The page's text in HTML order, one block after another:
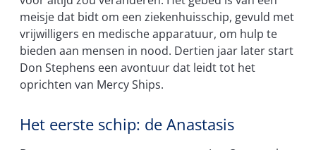
meisje dat bidt om een ziekenhuisschip, gevuld met
vrijwilligers en medische apparatuur, om hulp te
bieden aan mensen in nood. Dertien jaar later start
Don Stephens een avontuur dat leidt tot het
oprichten van Mercy Ships.
Het eerste schip: de Anastasis